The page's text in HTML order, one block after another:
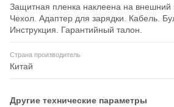
Защитная пленка наклеена на внешний
Чехол. Адаптер для зарядки. Кабель.
Инструкция. Гарантийный талон.
Страна производитель
Китай
Другие технические параметры